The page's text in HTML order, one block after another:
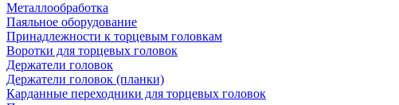
Металлообработка
Паяльное оборудование
Принадлежности к торцевым головкам
Воротки для торцевых головок
Держатели головок
Держатели головок (планки)
Карданные переходники для торцевых головок